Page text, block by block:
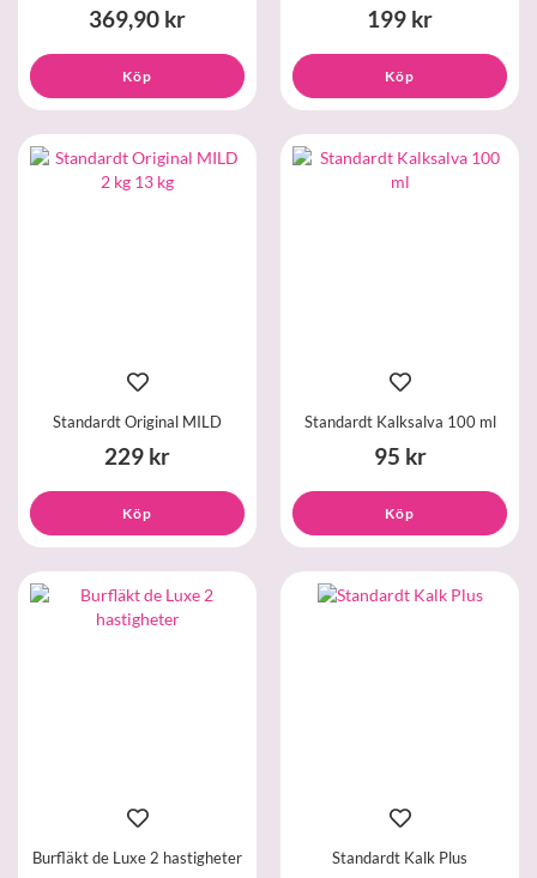
369,90 kr
Köp
199 kr
Köp
Standardt Original MILD
229 kr
Köp
Standardt Kalksalva 100 ml
95 kr
Köp
Burfläkt de Luxe 2 hastigheter Standardt Kalk Plus